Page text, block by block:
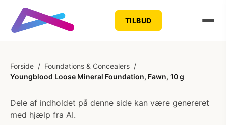
TILBUD
Forside / Foundations & Concealers /
Youngblood Loose Mineral Foundation, Fawn, 10 g
Dele af indholdet på denne side kan være genereret
med hjælp fra AI.